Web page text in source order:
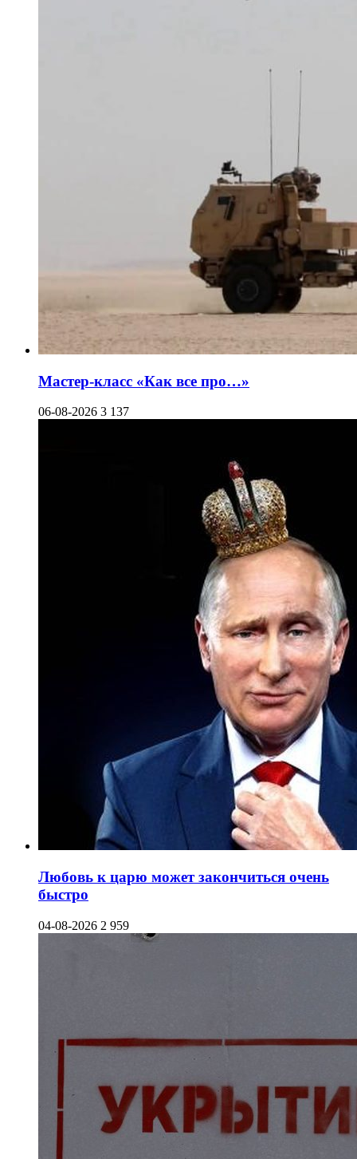
Мастер-класс «Как все про…»
06-08-2026 3 137
Любовь к царю может закончиться очень
быстро
04-08-2026 2 959